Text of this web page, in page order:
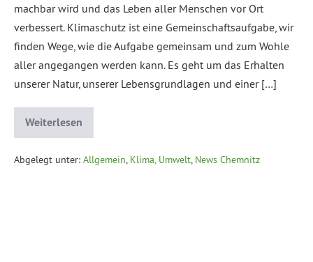
machbar wird und das Leben aller Menschen vor Ort
verbessert. Klimaschutz ist eine Gemeinschaftsaufgabe, wir
finden Wege, wie die Aufgabe gemeinsam und zum Wohle
aller angegangen werden kann. Es geht um das Erhalten
unserer Natur, unserer Lebensgrundlagen und einer […]
Weiterlesen
Abgelegt unter: Allgemein, Klima, Umwelt, News Chemnitz